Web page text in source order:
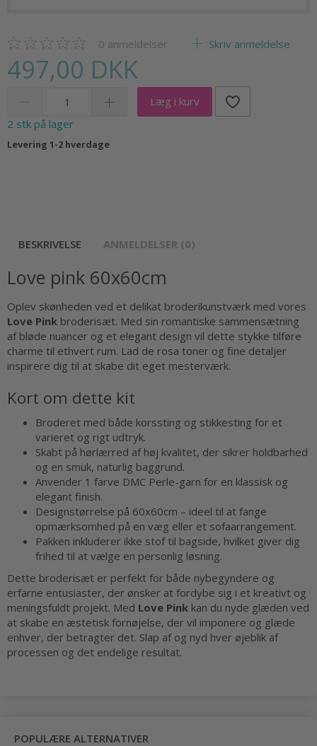
0 anmeldelser Skriv anmeldelse
497,00 DKK
Læg i kurv
2 stk på lager
Levering 1-2 hverdage
BESKRIVELSE ANMELDELSER (0)
Love pink 60x60cm
Oplev skønheden ved et delikat broderikunstværk med vores
Love Pink broderisæt. Med sin romantiske sammensætning
af bløde nuancer og et elegant design vil dette stykke tilføre
charme til ethvert rum. Lad de rosa toner og fine detaljer
inspirere dig til at skabe dit eget mesterværk.
Kort om dette kit
Broderet med både korssting og stikkesting for et
varieret og rigt udtryk.
Skabt på hørlærred af høj kvalitet, der sikrer holdbarhed
og en smuk, naturlig baggrund.
Anvender 1 farve DMC Perle-garn for en klassisk og
elegant finish.
Designstørrelse på 60x60cm – ideel til at fange
opmærksomhed på en væg eller et sofaarrangement.
Pakken inkluderer ikke stof til bagside, hvilket giver dig
frihed til at vælge en personlig løsning.
Dette broderisæt er perfekt for både nybegyndere og
erfarne entusiaster, der ønsker at fordybe sig i et kreativt og
meningsfuldt projekt. Med Love Pink kan du nyde glæden ved
at skabe en æstetisk fornøjelse, der vil imponere og glæde
enhver, der betragter det. Slap af og nyd hver øjeblik af
processen og det endelige resultat.
POPULÆRE ALTERNATIVER